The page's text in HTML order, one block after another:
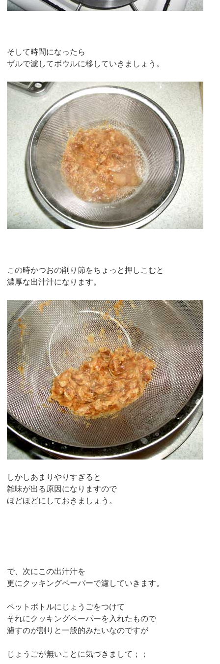
そして時間になったら
ザルで濾してボウルに移していきましょう。
この時かつおの削り節をちょっと押しこむと
濃厚な出汁汁になります。
しかしあまりやりすぎると
雑味が出る原因になりますので
ほどほどにしておきましょう。
で、次にこの出汁汁を
更にクッキングペーパーで濾していきます。
ペットボトルにじょうごをつけて
それにクッキングペーパーを入れたもので
濾すのが割りと一般的みたいなのですが
じょうごが無いことに気づきまして；；